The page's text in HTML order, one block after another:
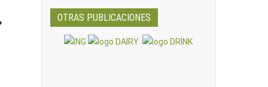
OTRAS PUBLICACIONES